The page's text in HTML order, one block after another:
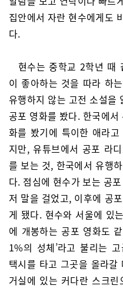
집안에서 자란 현수에게도
다.
현수는 중학교 2학년 때
이 좋아하는 것을 따라 하
유행하지 않는 고전 소설을
공포 영화를 봤다. 한국에
화를 봤기에 특이한 애라
지만, 유튜브에서 공포 라
를 보는 것, 한국에서 유행
다. 점심에 현수가 보는 공
저 말을 걸었고, 이후에 공
게 됐다. 현수와 서울에 있
에 개봉하는 공포 영화도
1%의 성체’라고 불리는
택시를 타고 그곳을 올라
거실에 있는 커다란 스크